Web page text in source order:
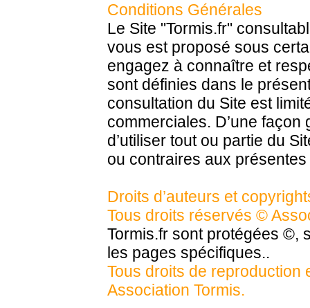
Conditions Générales
Le Site "Tormis.fr"
vous est proposé sous
engagez à connaître et
sont définies dans le
consultation du Site est
commerciales. D’une
d’utiliser tout ou partie du
ou contraires aux présentes
Droits d’auteurs et
Tous droits réservés ©
Tormis.fr sont protégées ©,
les pages spécifiques..
Tous droits de
Association Tormis.